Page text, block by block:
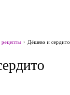
Дёшево и сердито